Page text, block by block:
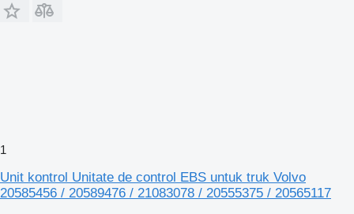
1
Unit kontrol Unitate de control EBS untuk truk Volvo
20585456 / 20589476 / 21083078 / 20555375 / 20565117